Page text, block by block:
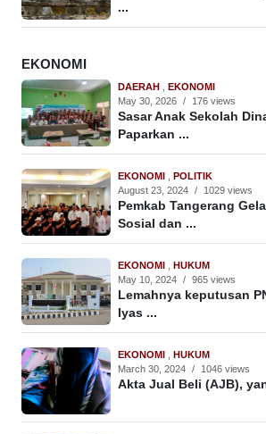
...
EKONOMI
DAERAH , EKONOMI
May 30, 2026 / 176 views
Sasar Anak Sekolah
Paparkan ...
EKONOMI , POLITIK
August 23, 2024 / 1029 views
Pemkab Tangerang
Sosial dan ...
EKONOMI , HUKUM
May 10, 2024 / 965 views
Lemahnya keputusan
Iyas ...
EKONOMI , HUKUM
March 30, 2024 / 1046 views
Akta Jual Beli (AJB),